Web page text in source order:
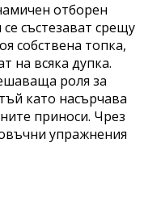
отборен
състезават срещу
собствена топка,
на всяка дупка.
роля за
като насърчава
приноси. Чрез
упражнения